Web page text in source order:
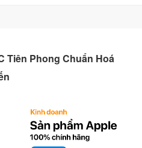
Tiên Phong Chuẩn Hoá